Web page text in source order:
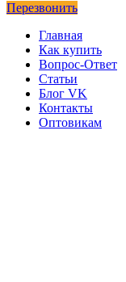
Перезвонить
Главная
Как купить
Вопрос-Ответ
Статьи
Блог VK
Контакты
Оптовикам